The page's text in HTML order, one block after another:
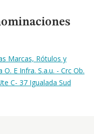
Comerciales
Marcas, Rótulos y
E Infra. S.a.u. - Crc Ob.
C- 37 Igualada Sud